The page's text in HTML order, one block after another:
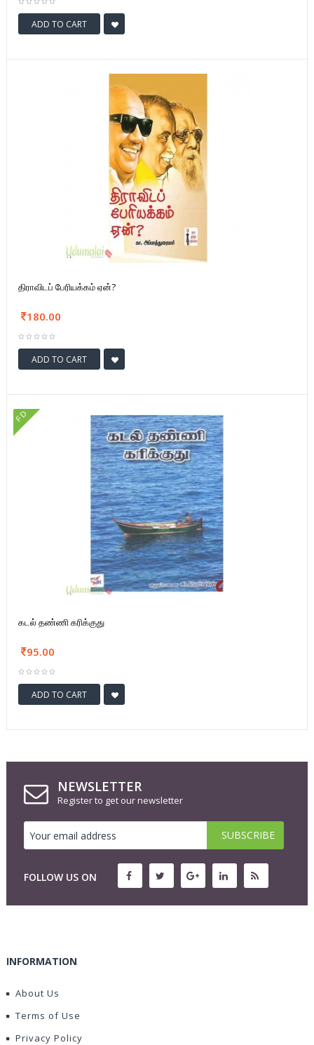
ADD TO CART
திராவிடப் பேரியக்கம் ஏன்?
180.00
ADD TO CART
FD
கடல் தண்ணி கரிக்குது
95.00
ADD TO CART
NEWSLETTER
Register to get our newsletter
FOLLOW US ON
INFORMATION
About Us
Terms of Use
Privacy Policy